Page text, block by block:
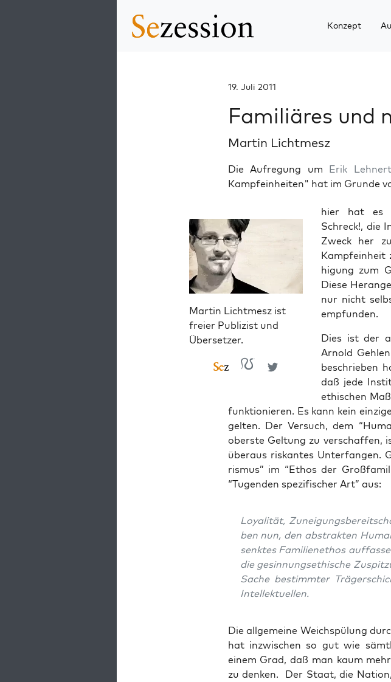
Konzept
19. Juli 2011
Familiäres und
Martin Lichtmesz
Die Aufregung um Erik
Kampfeinheiten" hat im Grunde
Martin Lichtmesz ist
freier Publizist und
Übersetzer.
hier hat es
Schreck!, die
Zweck her
Kampf­ein­heit
hi­gung zum
Die­se
nur nicht
empfunden.
Dies ist der
Arnold
beschrie­ben
daß jede
ethi­schen
funk­tio­nie­ren. Es kann kein
gel­ten. Der Ver­such, dem
obers­te Gel­tung zu ver­schaf­fen,
über­aus ris­kan­tes Unter­fan­gen.
ris­mus” im “Ethos der
“Tugen­den spe­zi­fi­scher Art” aus:
Loya­li­tät,
ben nun, den abs­trak­ten
senk­tes Fami­li­en­ethos
die gesin­nungs­ethi­sche
Sache bestimm­ter
Intellektuellen.
Die all­ge­mei­ne Weich­spü­lung
hat inzwi­schen so gut wie
einem Grad, daß man kaum
zu den­ken. Der Staat, die